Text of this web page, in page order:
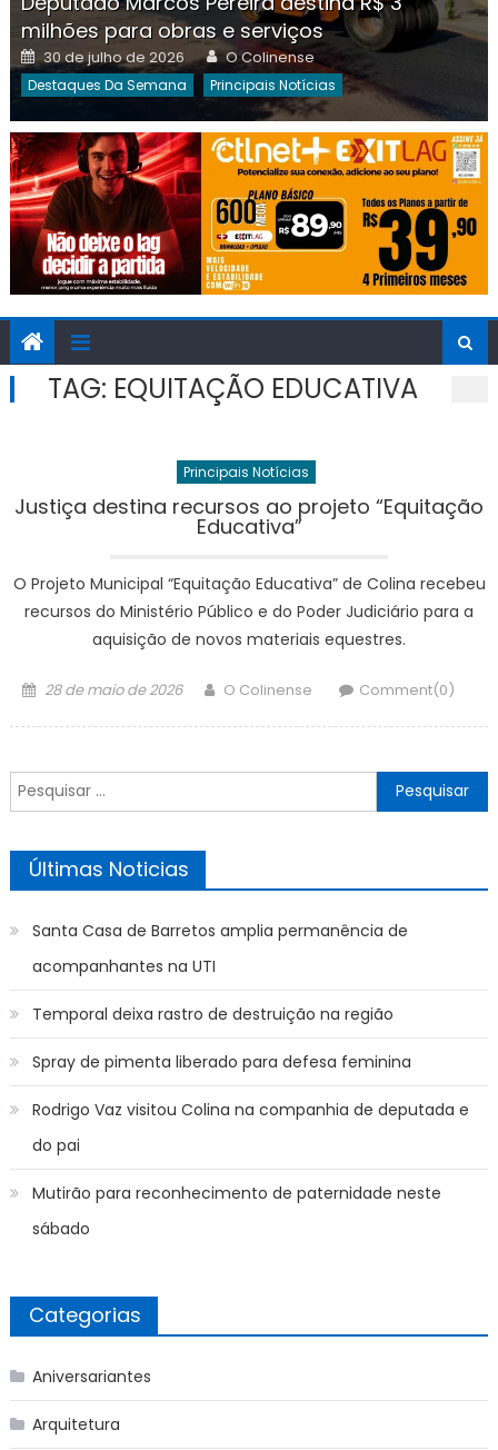
milhões para obras e serviços
Posted
on
30 de julho de 2026 Author
O Colinense
Destaques Da Semana Principais Notícias
TAG: EQUITAÇÃO EDUCATIVA
Principais Notícias
Justiça destina recursos ao projeto “Equitação
Educativa”
O Projeto Municipal “Equitação Educativa” de Colina recebeu
recursos do Ministério Público e do Poder Judiciário para a
aquisição de novos materiais equestres.
Posted
28 de maio de 2026 Author
O Colinense Comment(0)
Pesquisar
por:
Últimas Noticias
Santa Casa de Barretos amplia permanência de
acompanhantes na UTI
Temporal deixa rastro de destruição na região
Spray de pimenta liberado para defesa feminina
Rodrigo Vaz visitou Colina na companhia de deputada e
do pai
Mutirão para reconhecimento de paternidade neste
sábado
Categorias
Aniversariantes
Arquitetura